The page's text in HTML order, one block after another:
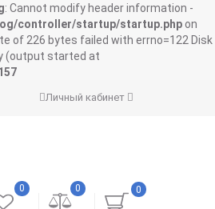
: Cannot modify header information -
controller/startup/startup.php on
of 226 bytes failed with errno=122 Disk
(output started at
Личный кабинет
0
0
0